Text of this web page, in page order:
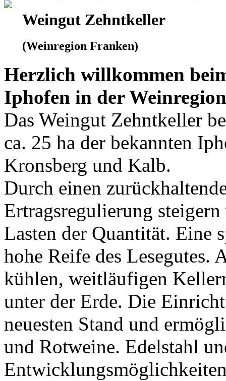
Weingut Zehntkeller
(Weinregion Franken)
Herzlich willkommen
Iphofen in der
Das Weingut Zehntkeller
ca. 25 ha der bekannten
Kronsberg und Kalb.
Durch einen
Ertragsregulierung
Lasten der Quantität. Eine
hohe Reife des Lesegutes.
kühlen, weitläufigen
unter der Erde. Die
neuesten Stand und
und Rotweine. Edelstahl